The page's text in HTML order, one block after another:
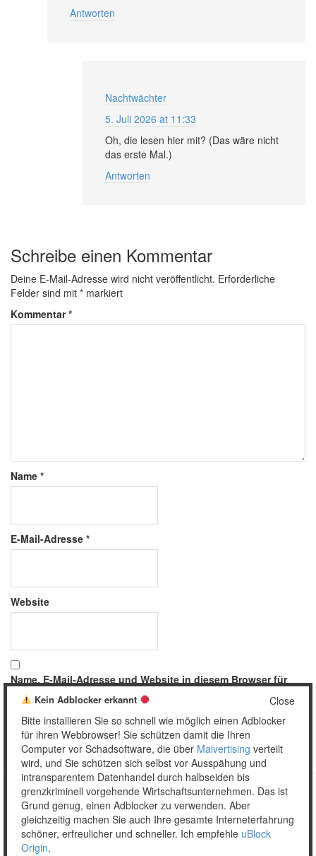
Antworten
Nachtwächter
5. Juli 2026 at 11:33
Oh, die lesen hier mit? (Das wäre nicht
das erste Mal.)
Antworten
Schreibe einen Kommentar
Deine E-Mail-Adresse wird nicht veröffentlicht. Erforderliche
Felder sind mit * markiert
Kommentar*
Name *
E-Mail-Adresse *
Website
Name, E-Mail-Adresse und Website in diesem Browser für
meinen nächsten Kommentar speichern.
Copyright © 2026 Unser täglich Spam.
MobileWordPress Theme by themehall.com
Close
Kein Adblocker erkannt
Bitte installieren Sie so schnell wie möglich einen Adblocker
für ihren Webbrowser! Sie schützen damit die Ihren
Computer vor Schadsoftware, die über Malvertising verteilt
wird, und Sie schützen sich selbst vor Ausspähung und
intransparentem Datenhandel durch halbseiden bis
grenzkriminell vorgehende Wirtschaftsunternehmen. Das ist
Grund genug, einen Adblocker zu verwenden. Aber
gleichzeitig machen Sie auch Ihre gesamte Interneterfahrung
schöner, erfreulicher und schneller. Ich empfehle uBlock
Origin.